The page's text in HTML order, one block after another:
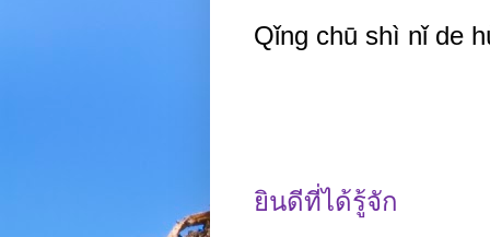
Qǐng chū shì nǐ de
ยินดีที่ได้รู้จัก